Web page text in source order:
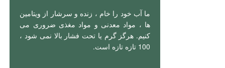
ما آب خود را خام ، زنده و سرشار از ویتامین
ها ، مواد معدنی و مواد مغذی ضروری می
کنیم. هرگز گرم یا تحت فشار بالا نمی شود ،
100 تازه تازه است.